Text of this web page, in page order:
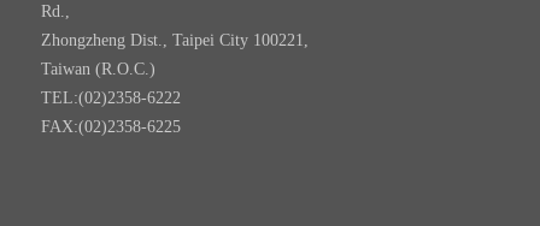
Rd.,
Zhongzheng Dist., Taipei City 100221,
Taiwan (R.O.C.)
TEL:(02)2358-6222
FAX:(02)2358-6225